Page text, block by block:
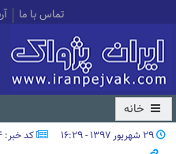
تماس با ما
خانه
۲۹ شهریور ۱۳۹۷ - ۱۶:۲۹ کد خبر: 4034